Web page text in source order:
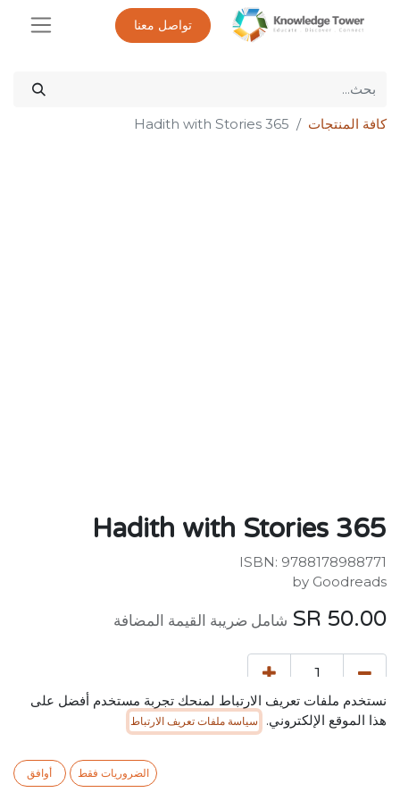
تواصل معنا
كافة المنتجات 365 Hadith with Stories
365 Hadith with Stories
ISBN: 9788178988771
by Goodreads
50.00 شامل ضريبة القيمة المضافة
إضافة إلى عربة التسوق
نستخدم ملفات تعريف الارتباط لمنحك تجربة مستخدم أفضل على
هذا الموقع الإلكتروني.
سياسة ملفات تعريف الارتباط
الضروريات فقط أوافق